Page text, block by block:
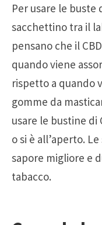
Per usare le buste
sacchettino tra il
pensano che il
quando viene
rispetto a quando
gomme da
usare le bustine di
o si è all’aperto.
sapore migliore e
tabacco.